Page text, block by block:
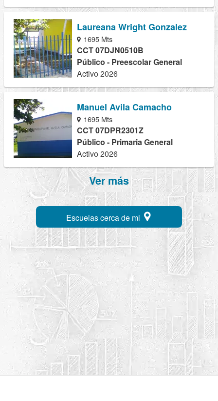
Laureana Wright Gonzalez
1695 Mts
CCT 07DJN0510B
Público - Preescolar General
Activo 2026
Manuel Avila Camacho
1695 Mts
CCT 07DPR2301Z
Público - Primaria General
Activo 2026
Ver más
Escuelas cerca de mi